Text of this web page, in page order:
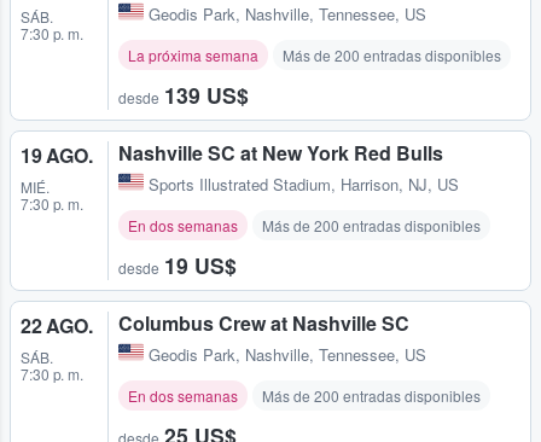
SÁB.
7:30 p. m.
Geodis Park, Nashville, Tennessee, US
La próxima semana Más de 200 entradas disponibles
desde 139 US$
19 AGO.
MIÉ.
7:30 p. m.
Nashville SC at New York Red Bulls
Sports Illustrated Stadium, Harrison, NJ, US
En dos semanas Más de 200 entradas disponibles
desde 19 US$
22 AGO.
SÁB.
7:30 p. m.
Columbus Crew at Nashville SC
Geodis Park, Nashville, Tennessee, US
En dos semanas Más de 200 entradas disponibles
25 US$